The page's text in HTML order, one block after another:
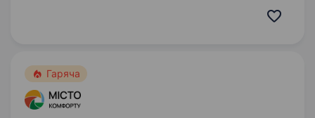
residential villas and turnkey interior projects.
Гаряча